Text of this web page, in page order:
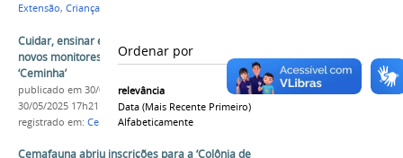
Ordenar por
relevância
Data (mais Recente Primeiro)
Alfabeticamente
Extensão, Crianças
Cuidar, ensinar e encantar: Cemafauna convoca
novos monitores para sua 11ª edição do
‘Ceminha’
publicado em 30/05/2025—última modificaçãoem
30/05/2025 17h21
registrado em: Cemafauna,Ceminha,Seleção
Cemafauna abriu inscrições para a ‘Colônia de